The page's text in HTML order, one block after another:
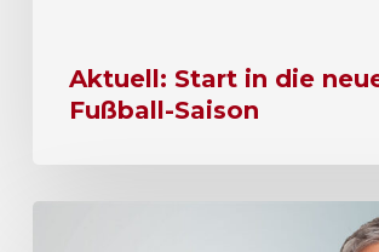
Aktuell: Start in die
Fußball-Saison